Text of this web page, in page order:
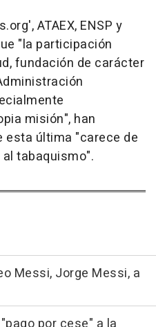
ATAEX, ENSP y
"la participación
fundación de carácter
misión", han
esta última "carece de
tabaquismo".
Messi, Jorge Messi, a